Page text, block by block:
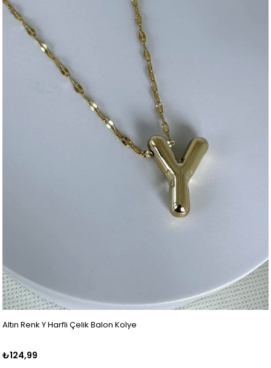
Altın Renk Y Harfli Çelik Balon Kolye
₺124,99